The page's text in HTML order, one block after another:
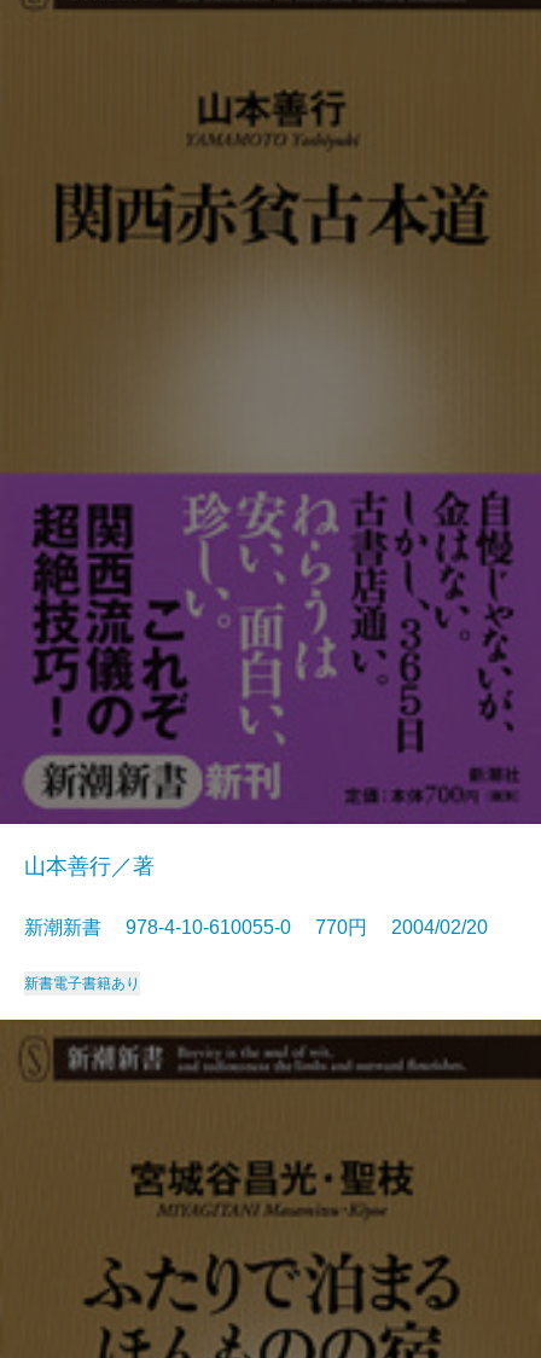
山本善行／著
新潮新書 978-4-10-610055-0 770円 2004/02/20
新書電子書籍あり